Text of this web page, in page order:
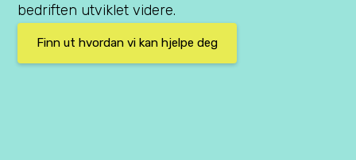
bedriften utviklet videre.
Finn ut hvordan vi kan hjelpe deg